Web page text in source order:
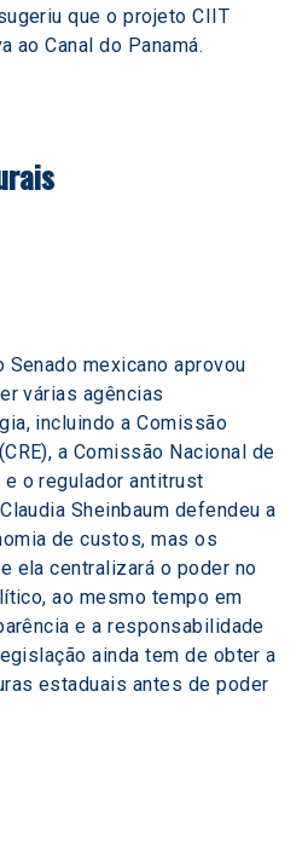
que o projeto CIIT
ao Canal do Panamá.
mexicano aprovou
várias agências
incluindo a Comissão
a Comissão Nacional de
o regulador antitrust
Sheinbaum defendeu a
de custos, mas os
ela centralizará o poder no
ao mesmo tempo em
e a responsabilidade
ainda tem de obter a
estaduais antes de poder